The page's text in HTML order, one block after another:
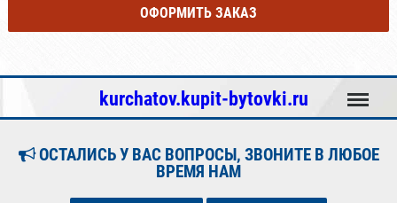
ОФОРМИТЬ ЗАКАЗ
kurchatov.kupit-bytovki.ru Меню
ОСТАЛИСЬ У ВАС ВОПРОСЫ, ЗВОНИТЕ В ЛЮБОЕ
ВРЕМЯ НАМ